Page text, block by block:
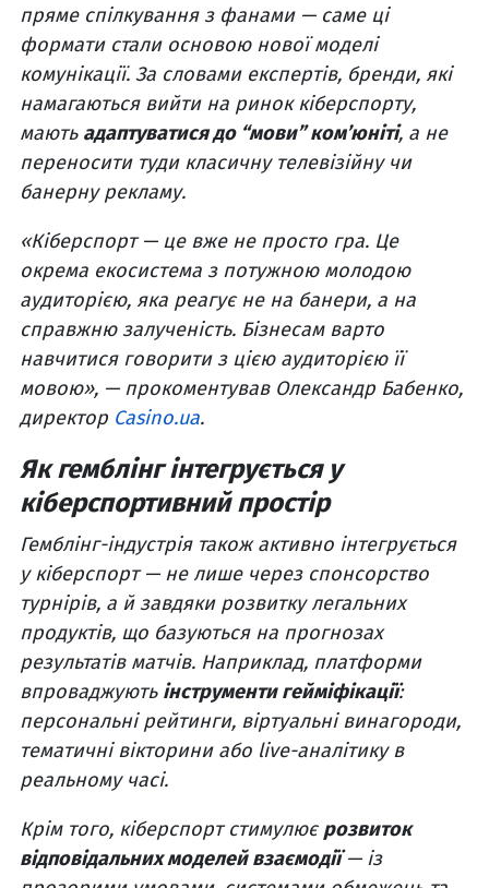
пряме спілкування з фанами — саме ці
формати стали основою нової моделі
комунікації. За словами експертів, бренди, які
намагаються вийти на ринок кіберспорту,
мають адаптуватися до “мови” ком’юніті, а не
переносити туди класичну телевізійну чи
банерну рекламу.
«Кіберспорт — це вже не просто гра. Це
окрема екосистема з потужною молодою
аудиторією, яка реагує не на банери, а на
справжню залученість. Бізнесам варто
навчитися говорити з цією аудиторією її
мовою», — прокоментував Олександр Бабенко,
директор Casino.ua.
Як гемблінг інтегрується у
кіберспортивний простір
Гемблінг-індустрія також активно інтегрується
у кіберспорт — не лише через спонсорство
турнірів, а й завдяки розвитку легальних
продуктів, що базуються на прогнозах
результатів матчів. Наприклад, платформи
впроваджують інструменти гейміфікації:
персональні рейтинги, віртуальні винагороди,
тематичні вікторини або live-аналітику в
реальному часі.
Крім того, кіберспорт стимулює розвиток
відповідальних моделей взаємодії— із